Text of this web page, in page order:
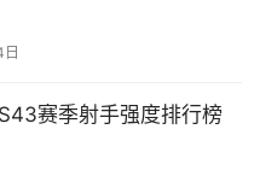
赛季射手强度排行榜